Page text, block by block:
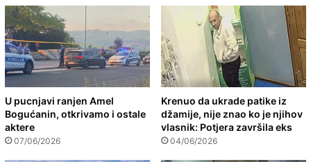
U pucnjavi ranjen Amel
Bogućanin, otkrivamo i ostale
aktere
07/06/2026
Krenuo da ukrade patike iz
džamije, nije znao ko je njihov
vlasnik: Potjera završila eks
04/06/2026